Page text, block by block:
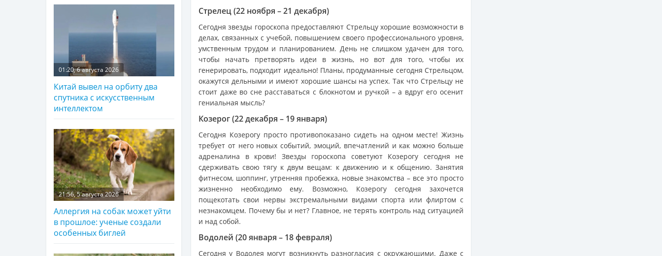
Стрелец (22 ноября – 21 декабря)
Сегодня звезды гороскопа предоставляют Стрельцу хорошие возможности в
делах, связанных с учебой, повышением своего профессионального уровня,
умственным трудом и планированием. День не слишком удачен для того,
чтобы начать претворять идеи в жизнь, но вот для того, чтобы их
генерировать, подходит идеально! Планы, продуманные сегодня Стрельцом,
окажутся дельными и имеют хорошие шансы на успех. Так что Стрельцу не
стоит даже во сне расставаться с блокнотом и ручкой – а вдруг его осенит
гениальная мысль?
Козерог (22 декабря – 19 января)
Сегодня Козерогу просто противопоказано сидеть на одном месте! Жизнь
требует от него новых событий, эмоций, впечатлений и как можно больше
адреналина в крови! Звезды гороскопа советуют Козерогу сегодня не
сдерживать свою тягу к двум вещам: к движению и к общению. Занятия
фитнесом, шоппинг, утренняя пробежка, новые знакомства – все это просто
жизненно необходимо ему. Возможно, Козерогу сегодня захочется
пощекотать свои нервы экстремальными видами спорта или флиртом с
незнакомцем. Почему бы и нет? Главное, не терять контроль над ситуацией
и над собой.
Водолей (20 января – 18 февраля)
Сегодня у Водолея могут возникнуть разногласия с окружающими. Даже с
01:20, 6 августа 2026
Китай вывел на орбиту два
спутника с искусственным
интеллектом
21:56, 5 августа 2026
Аллергия на собак может уйти
в прошлое: ученые создали
особенных биглей